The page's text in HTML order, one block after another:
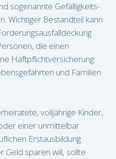
sogenannte Gefälligkeits-
Wichtiger Bestandteil kann
die einen
Haftpflichtversicherung
und Familien
volljährige Kinder,
einer unmittelbar
Erstausbildung
Geld sparen will, sollte